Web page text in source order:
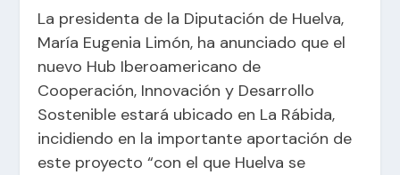
La presidenta de la Diputación de Huelva,
María Eugenia Limón, ha anunciado que el
nuevo Hub Iberoamericano de
Cooperación, Innovación y Desarrollo
Sostenible estará ubicado en La Rábida,
incidiendo en la importante aportación de
este proyecto “con el que Huelva se